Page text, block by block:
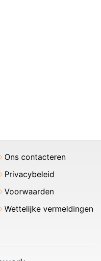
Ons contacteren
Privacybeleid
Voorwaarden
Wettelijke vermeldingen